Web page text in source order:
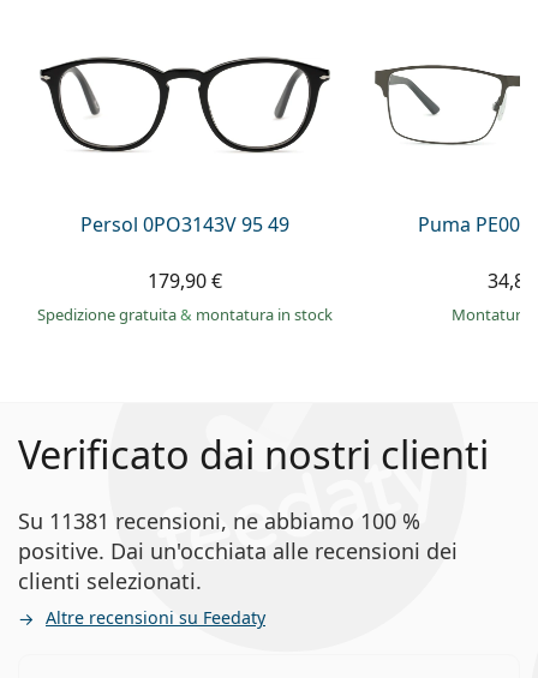
Persol 0PO3143V 95 49
179,90 €
Spedizione gratuita& montatura in stock
Puma
montatura
Verificato dai nostri clienti
Su 11381 recensioni, ne abbiamo 100 %
positive. Dai un'occhiata alle recensioni dei
clienti selezionati.
Altre recensioni su Feedaty